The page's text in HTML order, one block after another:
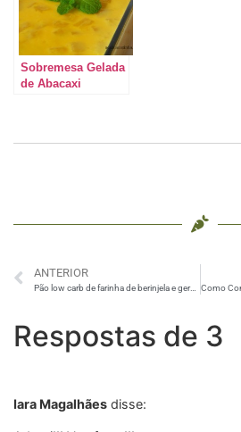
Sobremesa Gelada
de Abacaxi
ANTERIOR
Pão low carb de farinha de berinjela e gergelim
Respostas de 3
Iara Magalhães disse: